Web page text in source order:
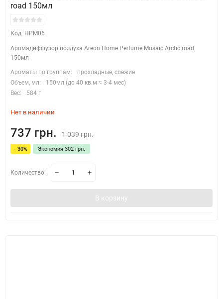
road 150мл
Код: HPM06
Аромадиффузор воздуха Areon Home Perfume Mosaic Arctic road
150мл
Ароматы по группам:
прохладные, свежие
Объем, мл:
150мл (до 40 кв.м ≈ 3-4 мес)
Вес:
584 г
Нет в наличии
737 грн. 1 039 грн.
- 30% Экономия 302 грн.
Количество:
В корзину